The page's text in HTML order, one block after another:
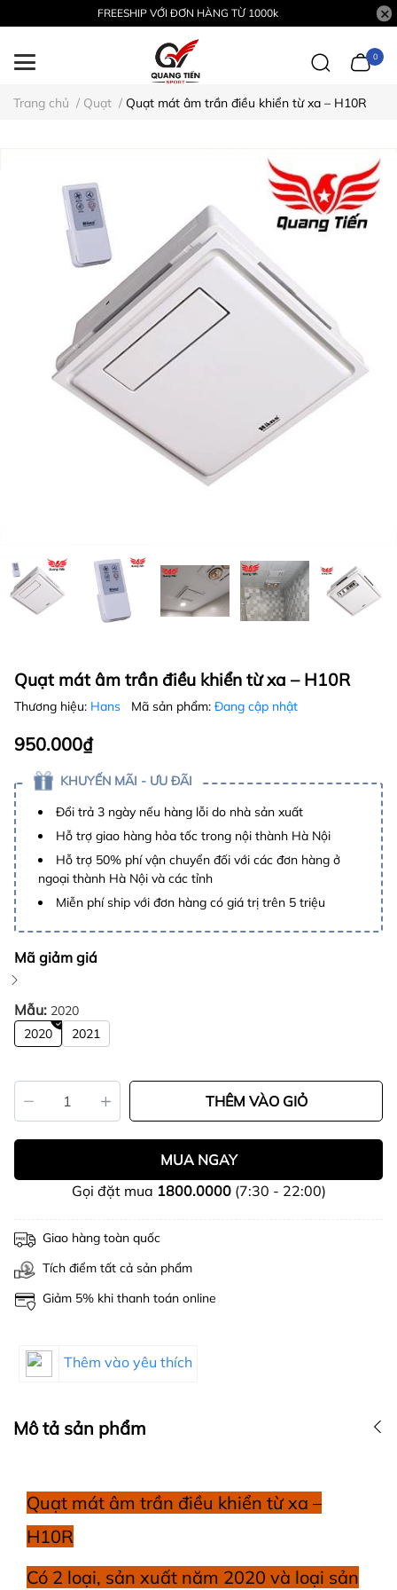
FREESHIP VỚI ĐƠN HÀNG TỪ 1000k
0
Trang chủ / Quạt / Quạt mát âm trần điều khiển từ xa – H10R
Quạt mát âm trần điều khiển từ xa – H10R
Thương hiệu: Hans Mã sản phẩm: Đang cập nhật
950.000₫
KHUYẾN MÃI - ƯU ĐÃI
Đổi trả 3 ngày nếu hàng lỗi do nhà sản xuất
Hỗ trợ giao hàng hỏa tốc trong nội thành Hà Nội
Hỗ trợ 50% phí vận chuyển đối với các đơn hàng ở
ngoại thành Hà Nội và các tỉnh
Miễn phí ship với đơn hàng có giá trị trên 5 triệu
Mã giảm giá
Mẫu: 2020
2020
2021
THÊM VÀO GIỎ
MUA NGAY
Gọi đặt mua 1800.0000(7:30 - 22:00)
Giao hàng toàn quốc
Tích điểm tất cả sản phẩm
Giảm 5% khi thanh toán online
Thêm vào yêu thích
Mô tả sản phẩm
Quạt mát âm trần điều khiển từ xa –
H10R
Có 2 loại, sản xuất năm 2020 và loại sản